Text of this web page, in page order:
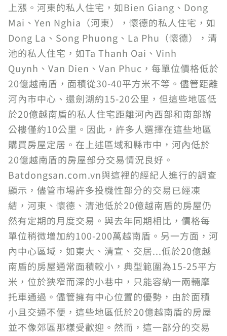
上漲。河東的私人住宅，如Bien Giang、Dong
Mai、Yen Nghia（河東），懷德的私人住宅，如
Dong La、Song Phuong、La Phu（懷德），清
池的私人住宅，如Ta Thanh Oai、Vinh
Quynh、Van Dien、Van Phuc，每單位價格低於
20億越南盾，面積從30-40平方米不等。儘管距離
河內市中心、還劍湖約15-20公里，但這些地區低
於20億越南盾的私人住宅距離河內西部和南部辦
公樓僅約10公里。因此，許多人選擇在這些地區
購買房屋定居。在上述區域和縣市中，河內低於
20億越南盾的房屋部分交易情況良好。
Batdongsan.com.vn與這裡的經紀人進行的調查
顯示，儘管市場許多投機性部分的交易已經凍
結，河東、懷德、清池低於20億越南盾的房屋仍
然有定期的月度交易。與去年同期相比，價格每
單位稍微增加約100-200萬越南盾。另一方面，河
內中心區域，如東大、清宣、交居...低於20億越
南盾的房屋通常面積較小，典型範圍為15-25平方
米，位於狹窄而深的小巷中，只能容納一兩輛摩
托車通過。儘管擁有中心位置的優勢，由於面積
小且交通不便，這些地區低於20億越南盾的房屋
並不像郊區那樣受歡迎。然而，這一部分的交易